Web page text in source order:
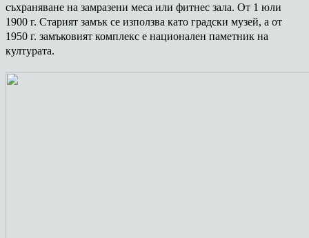
съхраняване на замразени меса или фитнес зала. От 1 юли
1900 г. Старият замък се използва като градски музей, а от
1950 г. замъковият комплекс е национален паметник на
културата.